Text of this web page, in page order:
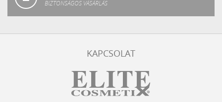
BIZTONSÁGOS VÁSÁRLÁS
KAPCSOLAT